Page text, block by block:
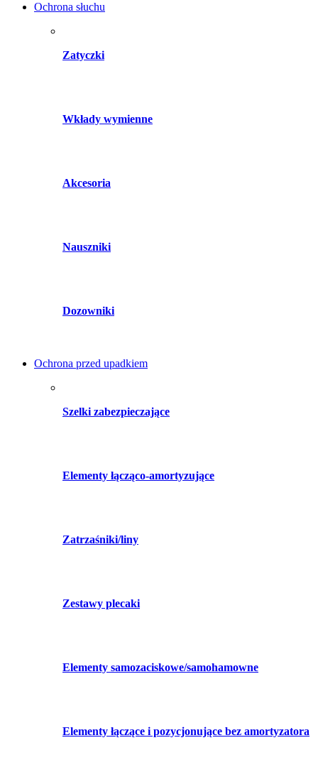
Ochrona słuchu
Zatyczki
Wkłady wymienne
Akcesoria
Nauszniki
Dozowniki
Ochrona przed upadkiem
Szelki zabezpieczające
Elementy łącząco-amortyzujące
Zatrzaśniki/liny
Zestawy plecaki
Elementy samozaciskowe/samohamowne
Elementy łączące i pozycjonujące bez amortyzatora